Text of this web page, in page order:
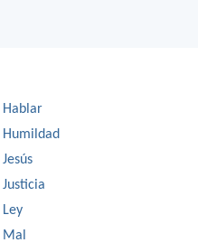
Hablar
Humildad
Jesús
Justicia
Ley
Mal